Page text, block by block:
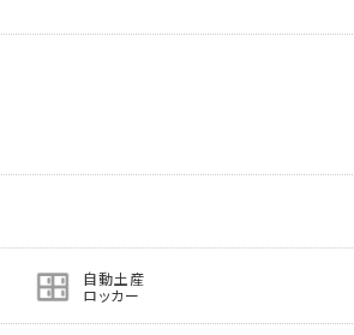
自動土産
ロッカー